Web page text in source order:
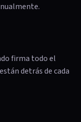
firma todo el
detrás de cada